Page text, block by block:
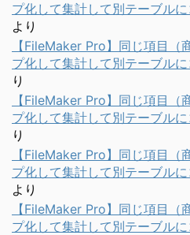
プ化して集計して別テーブル
より
【FileMaker Pro】同じ項目（
プ化して集計して別テーブル
り
【FileMaker Pro】同じ項目（
プ化して集計して別テーブル
り
【FileMaker Pro】同じ項目（
プ化して集計して別テーブル
より
【FileMaker Pro】同じ項目（
プ化して集計して別テーブル